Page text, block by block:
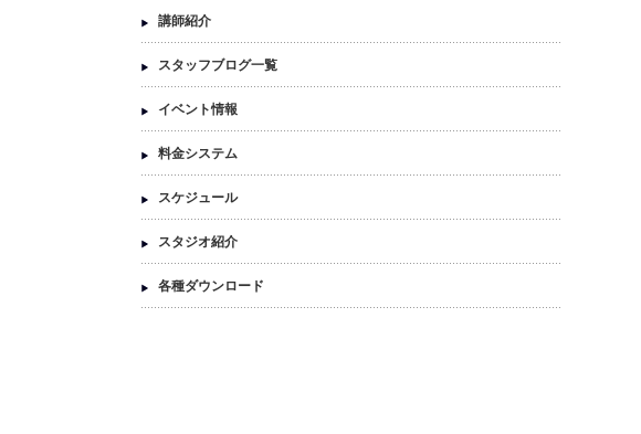
講師紹介
スタッフブログ一覧
イベント情報
料金システム
スケジュール
スタジオ紹介
各種ダウンロード